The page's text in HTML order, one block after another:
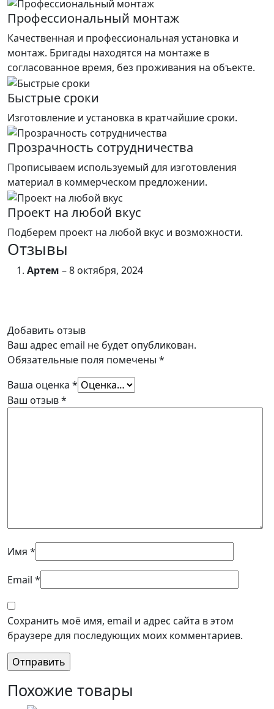
Профессиональный монтаж
Качественная и профессиональная установка и
монтаж. Бригады находятся на монтаже в
согласованное время, без проживания на объекте.
Быстрые сроки
Изготовление и установка в кратчайшие сроки.
Прозрачность сотрудничества
Прописываем используемый для изготовления
материал в коммерческом предложении.
Проект на любой вкус
Подберем проект на любой вкус и возможности.
Отзывы
Артем –8 октября, 2024
Добавить отзыв
Ваш адрес email не будет опубликован.
Обязательные поля помечены *
Ваша оценка *
Ваш отзыв*
Имя *
Email *
Сохранить моё имя, email и адрес сайта в этом
браузере для последующих моих комментариев.
Похожие товары